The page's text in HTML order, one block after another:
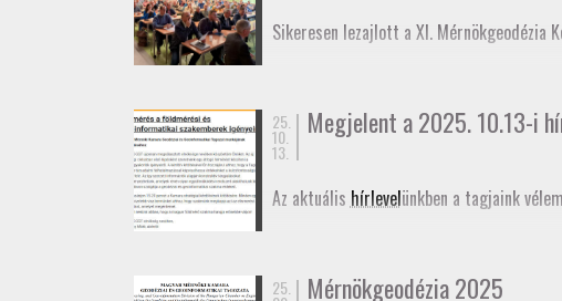
November 27-én azAlaponthálózati
elmozdulásának vizsgálatáról.
Sikeresen lezajlott a XI. Mérnökgeodézia
25.
10.
13.
Megjelent a 2025. 10.13-i
Az aktuális hírlevelünkben a tagjaink
25. Mérnökgeodézia 2025